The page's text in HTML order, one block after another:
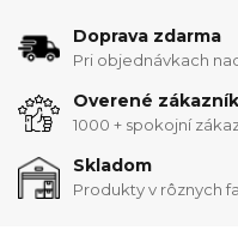
Doprava zdarma
Pri objednávkach
Overené
1000 + spokojní
Skladom
Produkty v rôznych